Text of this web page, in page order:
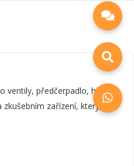
ventily, předčerpadlo, hřídel,
zařízení, který je